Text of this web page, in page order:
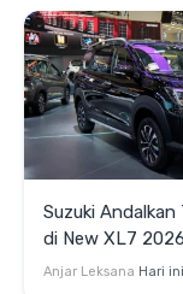
Suzuki Andalkan
di New XL7
Mendukung
Anjar Leksana Hari ini